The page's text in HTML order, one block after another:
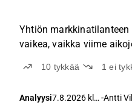
Yhtiön
vaikea, vaikka viime
10 tykkää 1ei
Analyysi7.8.2026 klo -